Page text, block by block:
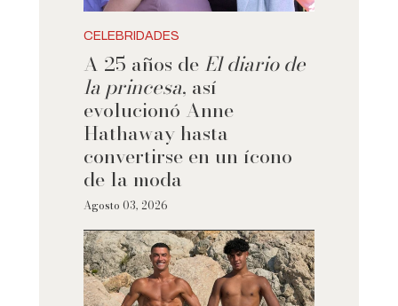
CELEBRIDADES
A 25 años de El diario de
la princesa, así
evolucionó Anne
Hathaway hasta
convertirse en un ícono
de la moda
Agosto 03, 2026